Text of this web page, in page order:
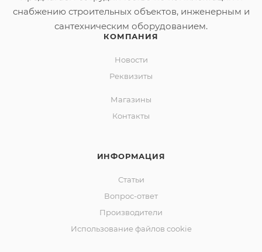
Гарантия: 10 лет
Количество мест: 1
снабжению строительных объектов, инженерным и
сантехническим оборудованием.
КОМПАНИЯ
Новости
Реквизиты
Магазины
Контакты
ИНФОРМАЦИЯ
Статьи
Вопрос-ответ
Производители
Использование файлов cookie